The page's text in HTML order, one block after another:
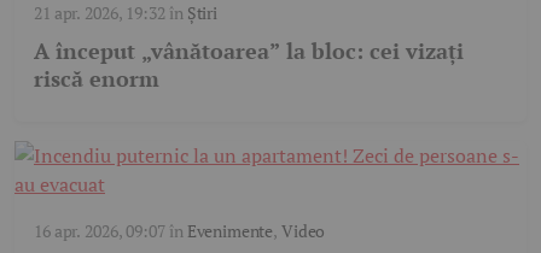
21 apr. 2026, 19:32 în Știri
A început „vânătoarea” la bloc: cei vizați
riscă enorm
16 apr. 2026, 09:07în Evenimente,Video